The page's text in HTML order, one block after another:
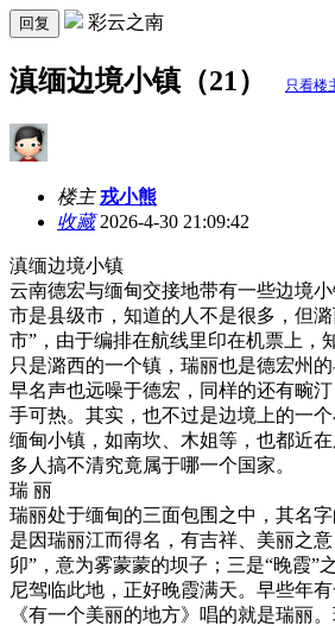
回复 彩云之南
滇缅边境小镇（21） 只看楼
楼主 戎小熊
收藏2026-4-30 21:09:42
滇缅边境小镇
云南德宏与缅甸交接地带有一些边境小
市是县级市，知道的人不是很多，但
市” ，由于编排在航线里印在机票上，
只是潞西的一个镇，瑞丽也是德宏州
早名声也远噪于德宏，同样的还有畹
手可热。其实，也不过是边境上的一
缅甸小镇，如南坎、木姐等，也都近
多人搞不清究竟属于哪一个国家。
瑞 丽
瑞丽处于缅甸的三面包围之中，其名
是因瑞丽江而得名，有吉祥、美丽之意
卯” ，意为雾蒙蒙的坝子； 三是“晚霞”
尼驾临此地，正好晚霞满天。早些年
《有一个美丽的地方》唱的就是瑞丽